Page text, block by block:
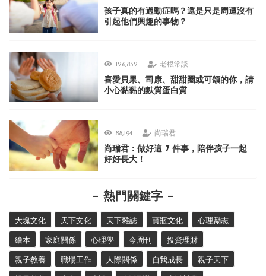
孩子真的有過動症嗎？還是只是周遭沒有
引起他們興趣的事物？
126,832 老根常談
喜愛貝果、司康、甜甜圈或可頌的你，請
小心黏黏的麩質蛋白質
88,194 尚瑞君
尚瑞君：做好這 7 件事，陪伴孩子一起
好好長大！
熱門關鍵字
大塊文化 天下文化 天下雜誌 寶瓶文化 心理勵志
繪本 家庭關係 心理學 今周刊 投資理財
親子教養 職場工作 人際關係 自我成長 親子天下